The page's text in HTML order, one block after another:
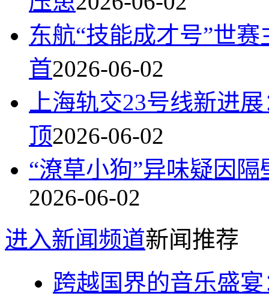
东航“技能成才号”世
首2026-06-02
上海轨交23号线新进
顶2026-06-02
“潦草小狗”异味疑因
2026-06-02
进入新闻频道新闻推荐
跨越国界的音乐盛